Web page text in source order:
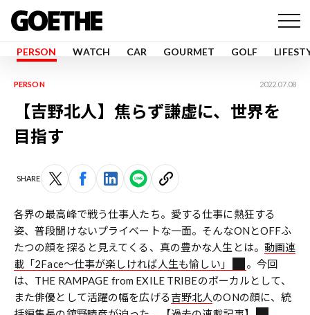
PERSON WATCH CAR GOURMET GOLF
PERSON 2022.07.08
【吉野北人】焦らず謙虚に、世界を
目指す
SHARE
各界の最高峰で戦う仕事人たち。愛する仕事に熱狂する
姿、普段聞けないプライベートな一面。そんなONとOFFふ
たつの顔を探ると見えてくる、真の豊かな人生とは。 動画連
載「2Face〜仕事が楽しければ人生も愉しい」
。今回
は、THE RAMPAGE from EXILE TRIBEのボーカルとして、
また俳優として活躍の幅を広げる吉野北人 のONの顔に、統